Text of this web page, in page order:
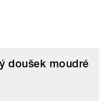
doušek moudré